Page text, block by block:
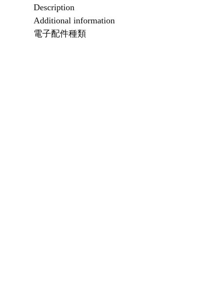
Description
Additional information
電子配件種類